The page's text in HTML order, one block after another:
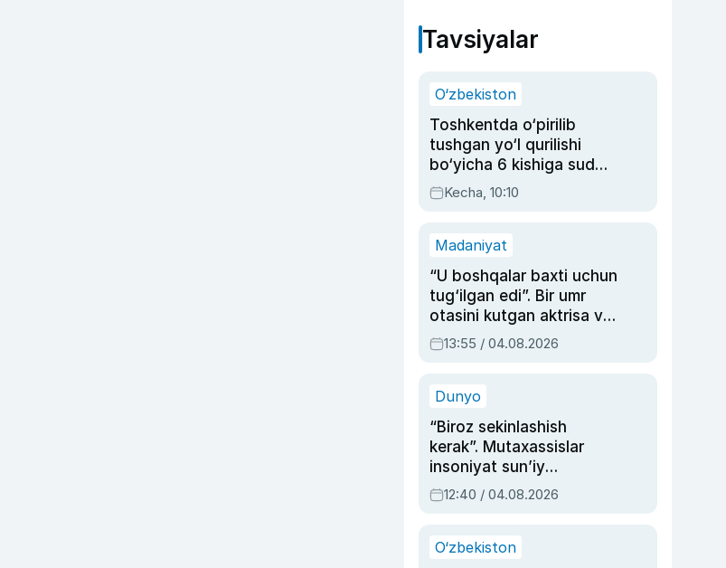
Tavsiyalar
O‘zbekiston
Toshkentda o‘pirilib
tushgan yo‘l qurilishi
bo‘yicha 6 kishiga sud
hukmi o‘qildi
Kecha, 10:10
Madaniyat
“U boshqalar baxti uchun
tug‘ilgan edi”. Bir umr
otasini kutgan aktrisa va
dublyaj ustasi Rimma
Ahmedovaning
13:55 / 04.08.2026
Dunyo
“Biroz sekinlashish
kerak”. Mutaxassislar
insoniyat sun’iy
intellektni boshqara
olmay qolishidan xavotir
12:40 / 04.08.2026
O‘zbekiston